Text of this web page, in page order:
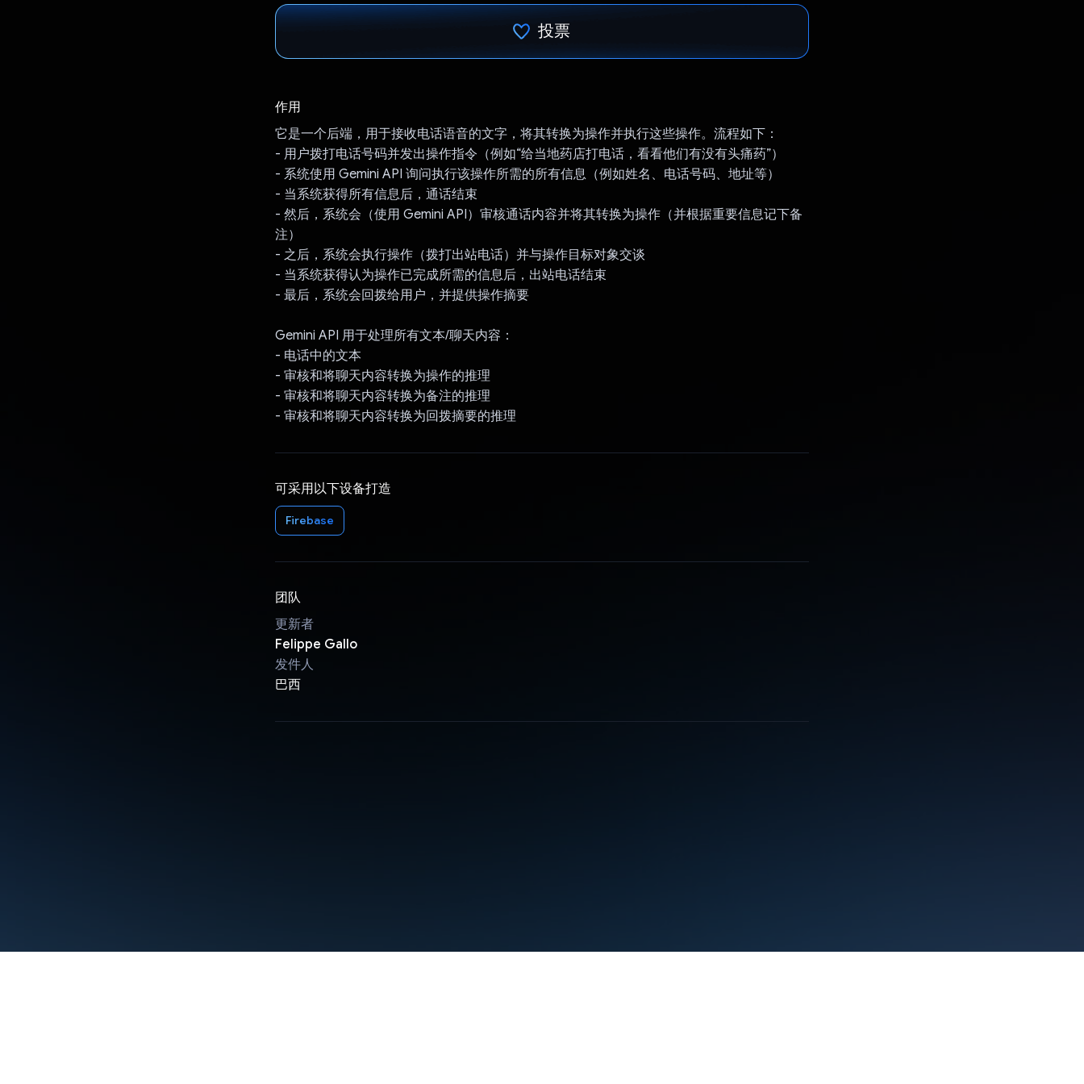
投票
作用
它是一个后端，用于接收电话语音的文字，将其转换为操作并执行这些操作。流程如下：
- 用户拨打电话号码并发出操作指令（例如“给当地药店打电话，看看他们有没有头痛药”）
- 系统使用 Gemini API 询问执行该操作所需的所有信息（例如姓名、电话号码、地址等）
- 当系统获得所有信息后，通话结束
- 然后，系统会（使用 Gemini API）审核通话内容并将其转换为操作（并根据重要信息记下备
注）
- 之后，系统会执行操作（拨打出站电话）并与操作目标对象交谈
- 当系统获得认为操作已完成所需的信息后，出站电话结束
- 最后，系统会回拨给用户，并提供操作摘要
Gemini API 用于处理所有文本/聊天内容：
- 电话中的文本
- 审核和将聊天内容转换为操作的推理
- 审核和将聊天内容转换为备注的推理
- 审核和将聊天内容转换为回拨摘要的推理
可采用以下设备打造
Firebase
团队
更新者
Felippe Gallo
发件人
巴西